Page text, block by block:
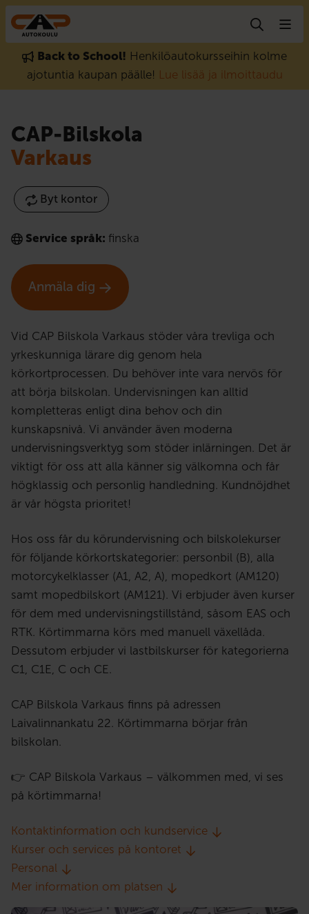
Gå till innehåll
Back to School! Henkilöautokursseihin kolme
ajotuntia kaupan päälle! Lue lisää ja ilmoittaudu
CAP-Bilskola
Varkaus
Byt kontor
Service språk: finska
Anmäla dig
Vid CAP Bilskola Varkaus stöder våra trevliga och
yrkeskunniga lärare dig genom hela
körkortprocessen. Du behöver inte vara nervös för
att börja bilskolan. Undervisningen kan alltid
kompletteras enligt dina behov och din
kunskapsnivå. Vi använder även moderna
undervisningsverktyg som stöder inlärningen. Det är
viktigt för oss att alla känner sig välkomna och får
högklassig och personlig handledning. Kundnöjdhet
är vår högsta prioritet!
Hos oss får du körundervisning och bilskolekurser
för följande körkortskategorier: personbil (B), alla
motorcykelklasser (A1, A2, A), mopedkort (AM120)
samt mopedbilskort (AM121). Vi erbjuder även kurser
för dem med undervisningstillstånd, såsom EAS och
RTK. Körtimmarna körs med manuell växellåda.
Dessutom erbjuder vi lastbilskurser för kategorierna
C1, C1E, C och CE.
CAP Bilskola Varkaus finns på adressen
Laivalinnankatu 22. Körtimmarna börjar från
bilskolan.
👉 CAP Bilskola Varkaus – välkommen med, vi ses
på körtimmarna!
Kontaktinformation och kundservice
Kurser och services på kontoret
Personal
Mer information om platsen